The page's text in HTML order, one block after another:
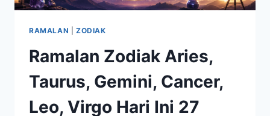
RAMALAN ZODIAK
Ramalan Zodiak Aries,
Taurus, Gemini, Cancer,
Leo, Virgo Hari Ini 27